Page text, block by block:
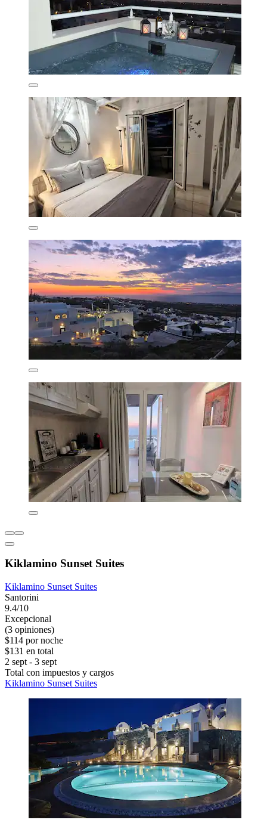
Kiklamino Sunset Suites
Kiklamino Sunset Suites
Santorini
9.4/10
Excepcional
(3 opiniones)
$114 por noche
$131 en total
2 sept - 3 sept
Total con impuestos y cargos
Kiklamino Sunset Suites